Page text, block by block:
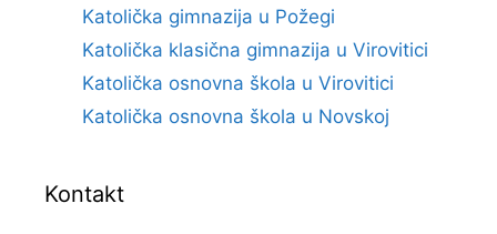
Katolička gimnazija u Požegi
Katolička klasična gimnazija u Virovitici
Katolička osnovna škola u Virovitici
Katolička osnovna škola u Novskoj
Kontakt